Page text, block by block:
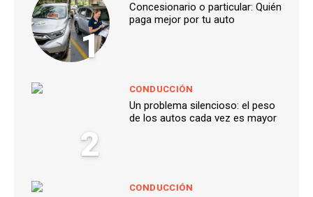
1
Concesionario o particular: Quién
paga mejor por tu auto
2
CONDUCCIÓN
Un problema silencioso: el peso
de los autos cada vez es mayor
CONDUCCIÓN